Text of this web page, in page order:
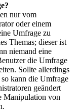
nur vom
oder einem
Umfrage zu
Themas; dieser ist
niemand eine
die Umfrage
Sollte allerdings
kann die Umfrage
geändert
Manipulation von